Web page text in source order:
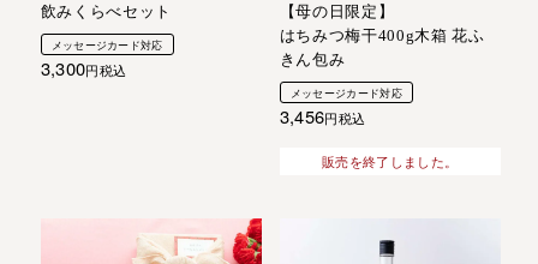
飲みくらべセット
メッセージカード対応
3,300 税込
【母の日限定】
はちみつ梅干400g木箱 花ふ
きん包み
メッセージカード対応
3,456 税込
販売を終了しました。